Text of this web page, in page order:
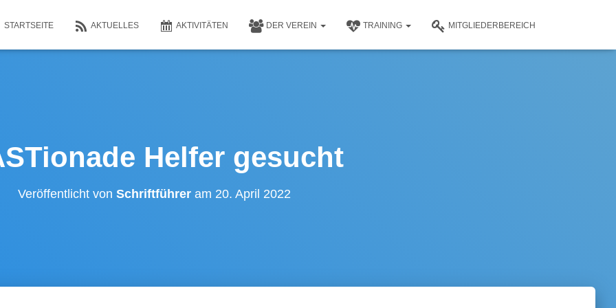
STARTSEITE AKTUELLES AKTIVITÄTEN DER VEREIN TRAINING MITGLIEDERBEREICH
Helfer gesucht
Veröffentlicht von Schriftführeram 20. April 2022